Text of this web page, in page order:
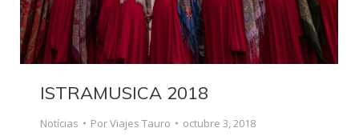
ISTRAMUSICA 2018
Notícias PorViajes Tauro octubre 3, 2018